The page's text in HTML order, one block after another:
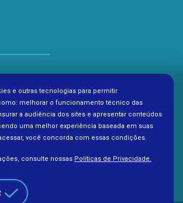
e outras tecnologias para permitir
melhorar o funcionamento técnico das
a audiência dos sites e apresentar conteúdos
uma melhor experiência baseada em suas
você concorda com essas condições.
consulte nossas Políticas de Privacidade.